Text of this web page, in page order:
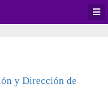
y Dirección de